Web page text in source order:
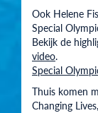
Ook Helene
Special
Bekijk de
video.
Special
Thuis komen
Changing